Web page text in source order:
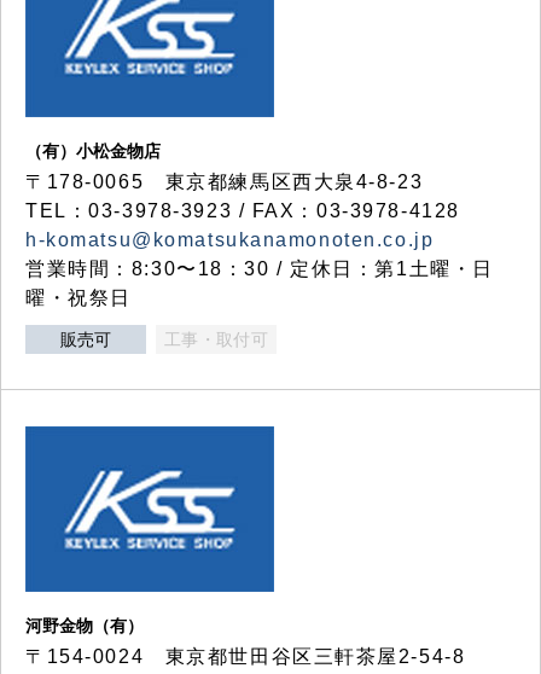
（有）小松金物店
〒178-0065 東京都練馬区西大泉4-8-23
TEL：03-3978-3923 / FAX：03-3978-4128
h-komatsu@komatsukanamonoten.co.jp
営業時間：8:30〜18：30 / 定休日：第1土曜・日
曜・祝祭日
販売可 工事・取付可
河野金物（有）
〒154-0024 東京都世田谷区三軒茶屋2-54-8